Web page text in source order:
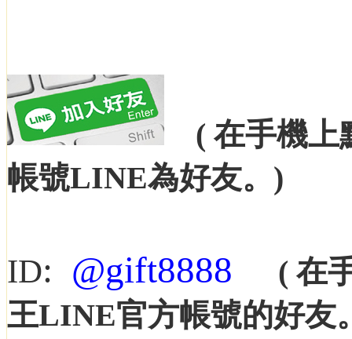
( 在手機上
帳號LINE為好友。 )
ID: @gift8888
( 在
王LINE官方帳號的好友